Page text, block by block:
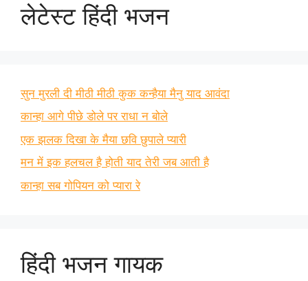
लेटेस्ट हिंदी भजन
सुन मुरली दी मीठी मीठी कुक कन्हैया मैनु याद आवंदा
कान्हा आगे पीछे डोले पर राधा न बोले
एक झलक दिखा के मैया छवि छुपाले प्यारी
मन में इक हलचल है होती याद तेरी जब आती है
कान्हा सब गोपियन को प्यारा रे
हिंदी भजन गायक